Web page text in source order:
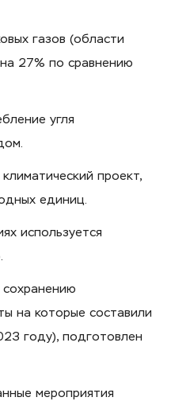
газов (области
27% по сравнению
угля
проект,
единиц.
используется
на которые составили
году), подготовлен
мероприятия